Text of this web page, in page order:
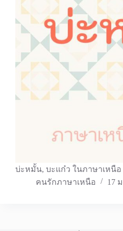
บ่ะหมั้น, บะแก๋ว ในภาษาเหนื
คนรักภาษาเหนือ
17